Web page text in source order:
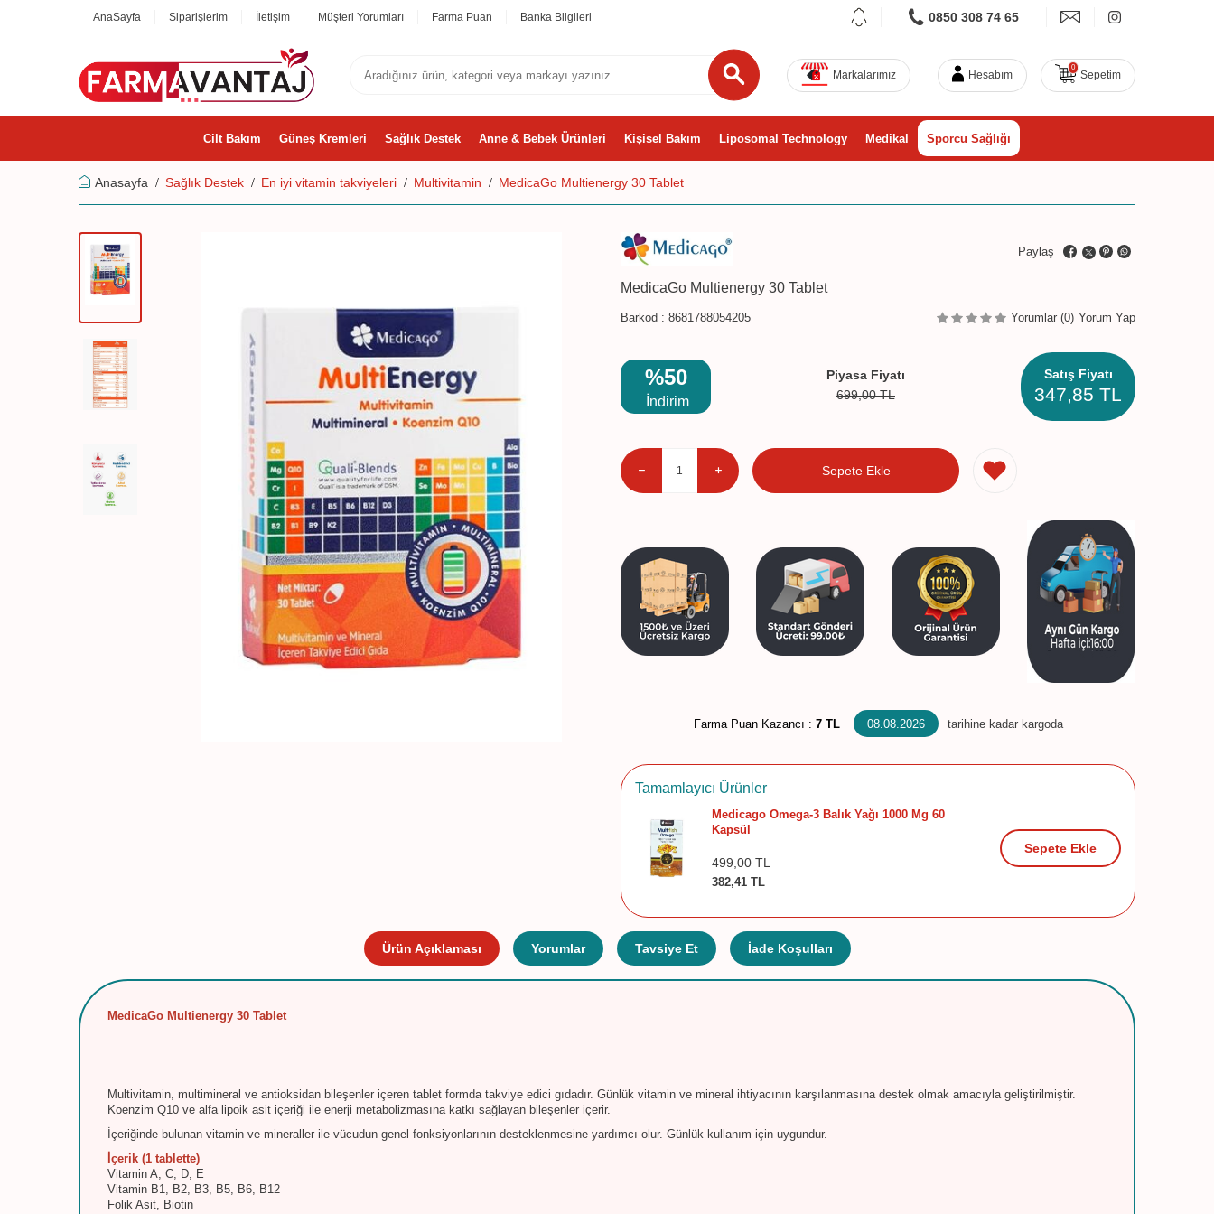
AnaSayfa Siparişlerim İletişim Müşteri Yorumları Farma Puan Banka Bilgileri 0850 308 74 65
Markalarımız Hesabım
0
Sepetim
Cilt Bakım Güneş Kremleri Sağlık Destek Anne & Bebek Ürünleri Kişisel Bakım Liposomal Technology Medikal Sporcu Sağlığı
Anasayfa Sağlık Destek En iyi vitamin takviyeleri Multivitamin MedicaGo Multienergy 30 Tablet
Paylaş
MedicaGo Multienergy 30 Tablet
Barkod : 8681788054205 Yorumlar (0) Yorum Yap
%50
İndirim
Piyasa Fiyatı
699,00TL
Satış Fiyatı
347,85 TL
Sepete Ekle
Farma Puan Kazancı : 7 TL 08.08.2026 tarihine kadar kargoda
Tamamlayıcı Ürünler
Medicago Omega-3 Balık Yağı 1000 Mg 60
Kapsül
499,00TL
382,41 TL
Sepete Ekle
Ürün Açıklaması Yorumlar Tavsiye Et İade Koşulları
MedicaGo Multienergy 30 Tablet
Multivitamin, multimineral ve antioksidan bileşenler içeren tablet formda takviye edici gıdadır. Günlük vitamin ve mineral ihtiyacının karşılanmasına destek olmak amacıyla geliştirilmiştir.
Koenzim Q10 ve alfa lipoik asit içeriği ile enerji metabolizmasına katkı sağlayan bileşenler içerir.
İçeriğinde bulunan vitamin ve mineraller ile vücudun genel fonksiyonlarının desteklenmesine yardımcı olur. Günlük kullanım için uygundur.
İçerik (1 tablette)
Vitamin A, C, D, E
Vitamin B1, B2, B3, B5, B6, B12
Folik Asit, Biotin